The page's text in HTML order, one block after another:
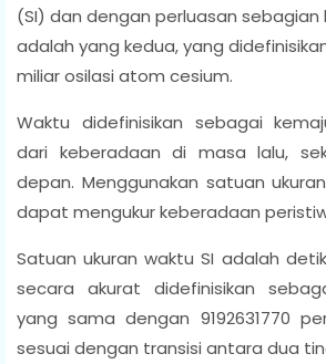
(SI) dan dengan perluasan sebagian
adalah yang kedua, yang
miliar osilasi atom cesium.
Waktu didefinisikan sebagai
dari keberadaan di masa lalu,
depan. Menggunakan satuan
dapat mengukur keberadaan
Satuan ukuran waktu SI adalah
secara akurat didefinisikan
yang sama dengan 9192631770
sesuai dengan transisi antara dua